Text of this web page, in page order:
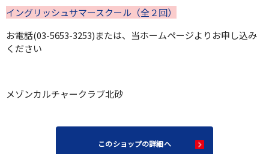
イングリッシュサマースクール（全２回）
お電話(03-5653-3253)または、当ホームページよりお申し込み
ください
メゾンカルチャークラブ北砂
このショップの詳細へ